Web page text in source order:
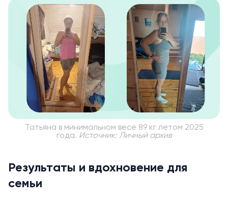
Татьяна в минимальном весе 89 кг летом 2025
года. Источник: Личный архив
Результаты и вдохновение для
семьи